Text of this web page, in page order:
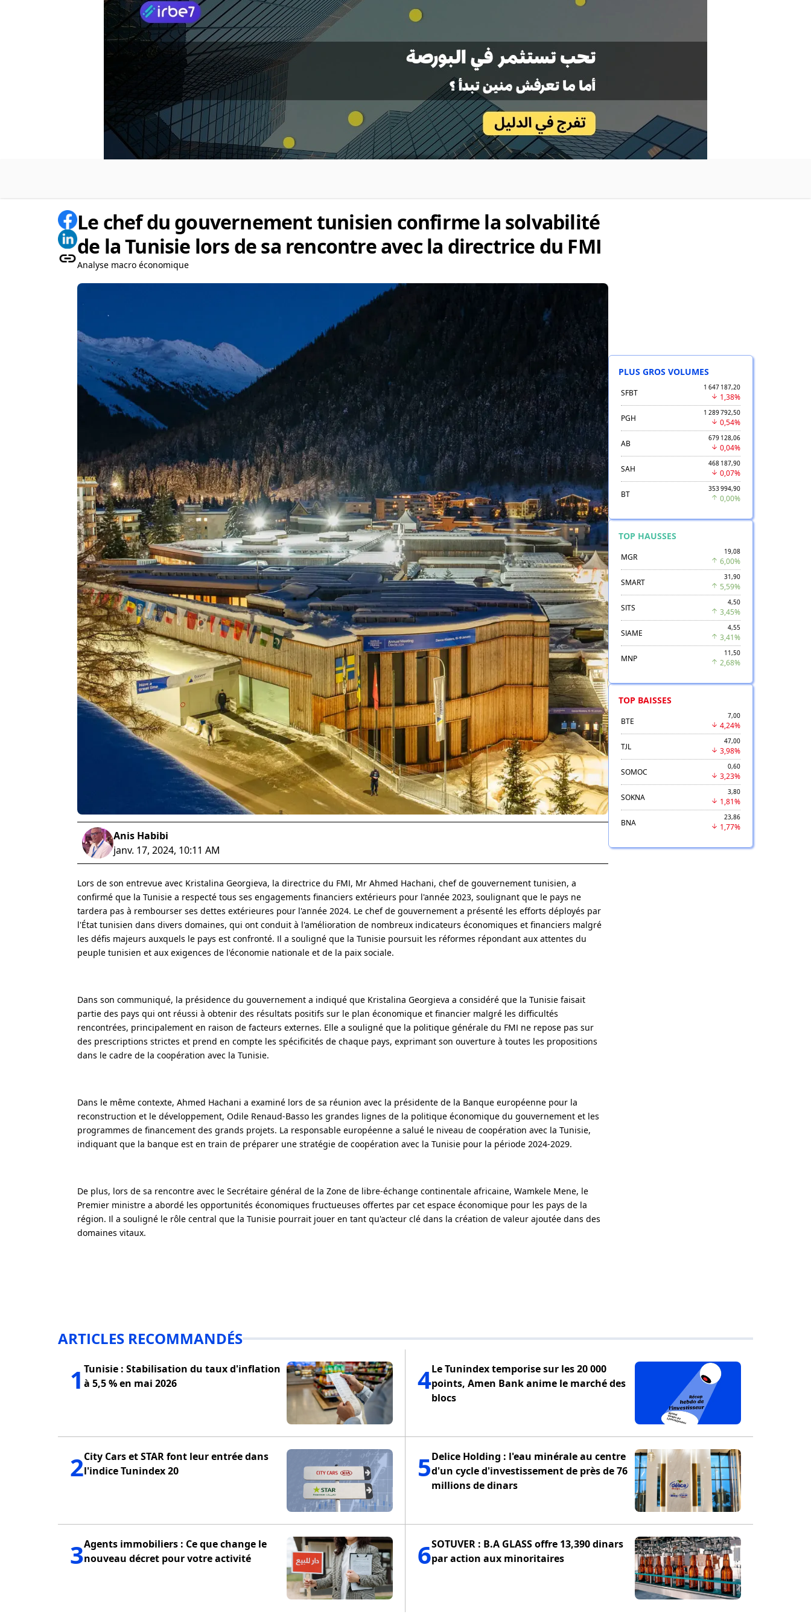
Le chef du gouvernement tunisien confirme la solvabilité
de la Tunisie lors de sa rencontre avec la directrice du FMI
Analyse macro économique
Anis Habibi
janv. 17, 2024, 10:11 AM
Lors de son entrevue avec Kristalina Georgieva, la directrice du FMI, Mr Ahmed Hachani, chef de gouvernement tunisien, a
confirmé que la Tunisie a respecté tous ses engagements financiers extérieurs pour l'année 2023, soulignant que le pays ne
tardera pas à rembourser ses dettes extérieures pour l'année 2024. Le chef de gouvernement a présenté les efforts déployés par
l'État tunisien dans divers domaines, qui ont conduit à l'amélioration de nombreux indicateurs économiques et financiers malgré
les défis majeurs auxquels le pays est confronté. Il a souligné que la Tunisie poursuit les réformes répondant aux attentes du
peuple tunisien et aux exigences de l'économie nationale et de la paix sociale.
Dans son communiqué, la présidence du gouvernement a indiqué que Kristalina Georgieva a considéré que la Tunisie faisait
partie des pays qui ont réussi à obtenir des résultats positifs sur le plan économique et financier malgré les difficultés
rencontrées, principalement en raison de facteurs externes. Elle a souligné que la politique générale du FMI ne repose pas sur
des prescriptions strictes et prend en compte les spécificités de chaque pays, exprimant son ouverture à toutes les propositions
dans le cadre de la coopération avec la Tunisie.
Dans le même contexte, Ahmed Hachani a examiné lors de sa réunion avec la présidente de la Banque européenne pour la
reconstruction et le développement, Odile Renaud-Basso les grandes lignes de la politique économique du gouvernement et les
programmes de financement des grands projets. La responsable européenne a salué le niveau de coopération avec la Tunisie,
indiquant que la banque est en train de préparer une stratégie de coopération avec la Tunisie pour la période 2024-2029.
De plus, lors de sa rencontre avec le Secrétaire général de la Zone de libre-échange continentale africaine, Wamkele Mene, le
Premier ministre a abordé les opportunités économiques fructueuses offertes par cet espace économique pour les pays de la
région. Il a souligné le rôle central que la Tunisie pourrait jouer en tant qu'acteur clé dans la création de valeur ajoutée dans des
domaines vitaux.
PLUS GROS VOLUMES
SFBT
1 647 187,20
1,38%
PGH
1 289 792,50
0,54%
AB
679 128,06
0,04%
SAH
468 187,90
0,07%
BT
353 994,90
0,00%
TOP HAUSSES
MGR
19,08
6,00%
SMART
31,90
5,59%
SITS
4,50
3,45%
SIAME
4,55
3,41%
MNP
11,50
2,68%
TOP BAISSES
BTE
7,00
4,24%
TJL
47,00
3,98%
SOMOC
0,60
3,23%
SOKNA
3,80
1,81%
BNA
23,86
1,77%
ARTICLES RECOMMANDÉS
1 Tunisie : Stabilisation du taux d'inflation
à 5,5 % en mai 2026
2City Cars et STAR font leur entrée dans
l'indice Tunindex 20
3Agents immobiliers : Ce que change le
nouveau décret pour votre activité
4Le Tunindex temporise sur les 20 000
points, Amen Bank anime le marché des
blocs
5Delice Holding : l'eau minérale au centre
d'un cycle d'investissement de près de 76
millions de dinars
6SOTUVER : B.A GLASS offre 13,390 dinars
par action aux minoritaires